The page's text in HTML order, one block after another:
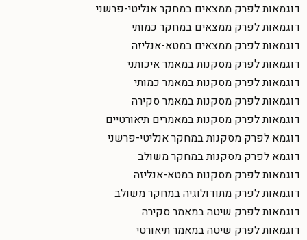
דוגמאות לפרק ממצאים במחקר אנליטי-פרשני
דוגמאות לפרק ממצאים במחקר כמותי
דוגמאות לפרק ממצאים במטא-אנליזה
דוגמאות לפרק מסקנות במאמר איכותני
דוגמאות לפרק מסקנות במאמר כמותי
דוגמאות לפרק מסקנות במאמר סקירה
דוגמאות לפרק מסקנות במאמרים תיאורטיים
דוגמא לפרק מסקנות במחקר אנליטי-פרשני
דוגמא לפרק מסקנות במחקר משולב
דוגמאות לפרק מסקנות במטא-אנליזה
דוגמאות לפרק מתודולוגיה במחקר משולב
דוגמאות לפרק שיטה במאמר סקירה
דוגמאות לפרק שיטה במאמר תיאורטי